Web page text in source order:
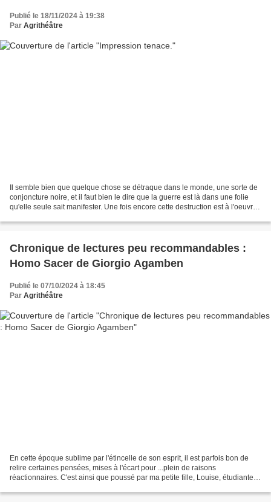
Publié le 18/11/2024 à 19:38
Par Agrithéâtre
Il semble bien que quelque chose se détraque dans le monde, une sorte de
conjoncture noire, et il faut bien le dire que la guerre est là dans une folie
qu'elle seule sait manifester. Une fois encore cette destruction est à l'oeuvre,
Chronique de lectures peu recommandables :
Homo Sacer de Giorgio Agamben
Publié le 07/10/2024 à 18:45
Par Agrithéâtre
En cette époque sublime par l'étincelle de son esprit, il est parfois bon de
relire certaines pensées, mises à l'écart pour ...plein de raisons
réactionnaires. C'est ainsi que poussé par ma petite fille, Louise, étudiante